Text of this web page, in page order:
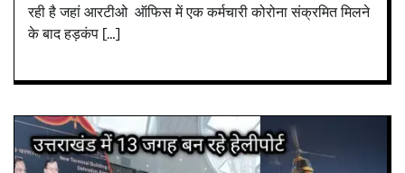
रही है जहां आरटीओ ऑफिस में एक कर्मचारी कोरोना संक्रमित मिलने
के बाद हड़कंप […]